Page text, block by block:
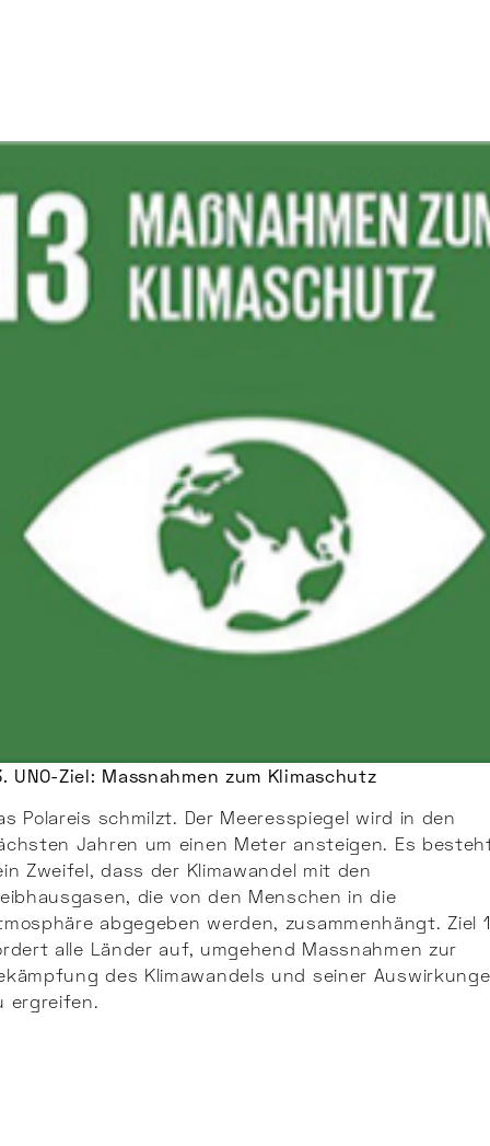
UNO-Ziel: Massnahmen zum Klimaschutz
Polareis schmilzt. Der Meeresspiegel wird in den
Jahren um einen Meter ansteigen. Es
Zweifel, dass der Klimawandel mit den
die von den Menschen in die
abgegeben werden, zusammenhängt. Ziel
alle Länder auf, umgehend Massnahmen zur
des Klimawandels und seiner
ergreifen.